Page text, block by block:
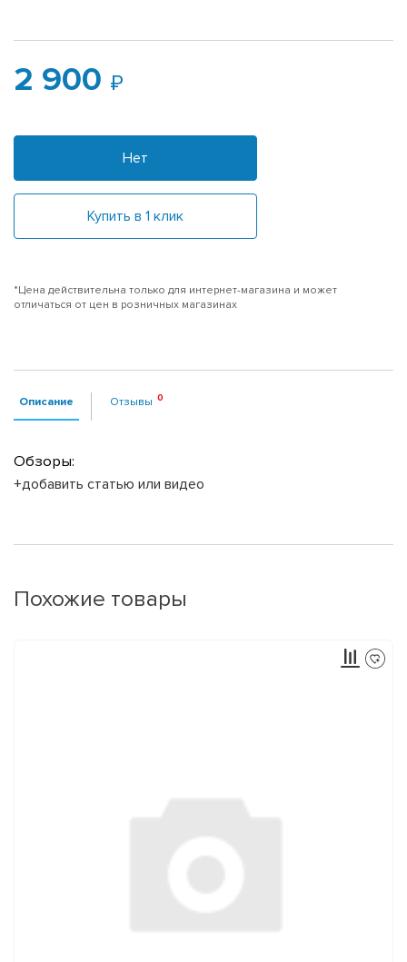
2 900
Нет
Купить в 1 клик
*Цена действительна только для интернет-магазина и может
отличаться от цен в розничных магазинах
Описание Отзывы
Обзоры:
+добавить статью или видео
Похожие товары